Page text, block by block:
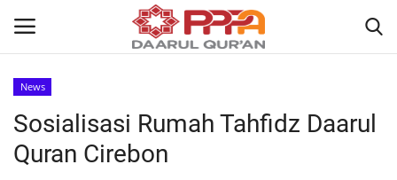
Home
News
Sosialisasi Rumah Tahfidz Daarul
Quran Cirebon